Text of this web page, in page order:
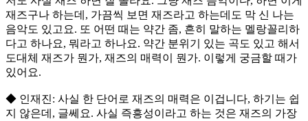
재즈구나 하는데, 가끔씩 보면 재즈라고 하는데도 막 신 나는
음악도 있고요. 또 어떤 때는 약간 좀, 흔히 말하는 멜랑꼴리하
다고 하나요, 뭐라고 하나요. 약간 분위기 있는 곡도 있고 해서
도대체 재즈가 뭔가, 재즈의 매력이 뭔가. 이렇게 궁금할 때가
있어요.
◆ 인재진: 사실 한 단어로 재즈의 매력은 이겁니다, 하기는 쉽
지 않은데, 글쎄요. 사실 즉흥성이라고 하는 것은 재즈의 가장